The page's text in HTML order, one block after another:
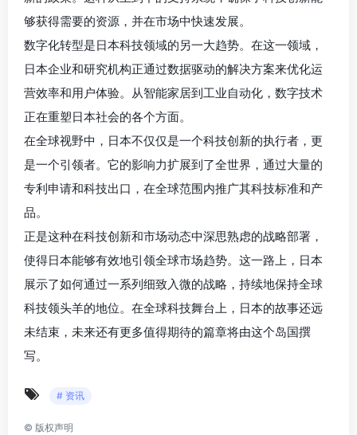
够获得需要的资源，并在市场中快速发展。
数字化转型是日本科技领域的另一大趋势。在这一领域，
日本企业和研究机构正通过数据驱动的解决方案来优化运
营效率和用户体验。从智能家居到工业自动化，数字技术
正在重塑日本社会的各个方面。
在全球视野中，日本不仅仅是一个科技创新的执行者，更
是一个引领者。它的影响力扩展到了全世界，通过大量的
专利申请和科技出口，在全球范围内推广其科技标准和产
品。
正是这种在科技创新和市场动态中深思熟虑的战略部署，
使得日本能够有效地引领全球市场趋势。这一路上，日本
展示了如何通过一系列细致入微的战略，持续地保持全球
科技领头羊的地位。在全球科技舞台上，日本的故事还远
未结束，未来还有更多值得期待的篇章将由这个岛国撰
写。
# 资讯
© 版权声明